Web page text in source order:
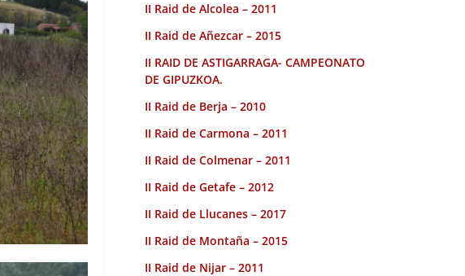
II Raid de Alcolea – 2011
II Raid de Añezcar – 2015
II RAID DE ASTIGARRAGA- CAMPEONATO
DE GIPUZKOA.
II Raid de Berja – 2010
II Raid de Carmona – 2011
II Raid de Colmenar – 2011
II Raid de Getafe – 2012
II Raid de Llucanes – 2017
II Raid de Montaña – 2015
II Raid de Nijar – 2011